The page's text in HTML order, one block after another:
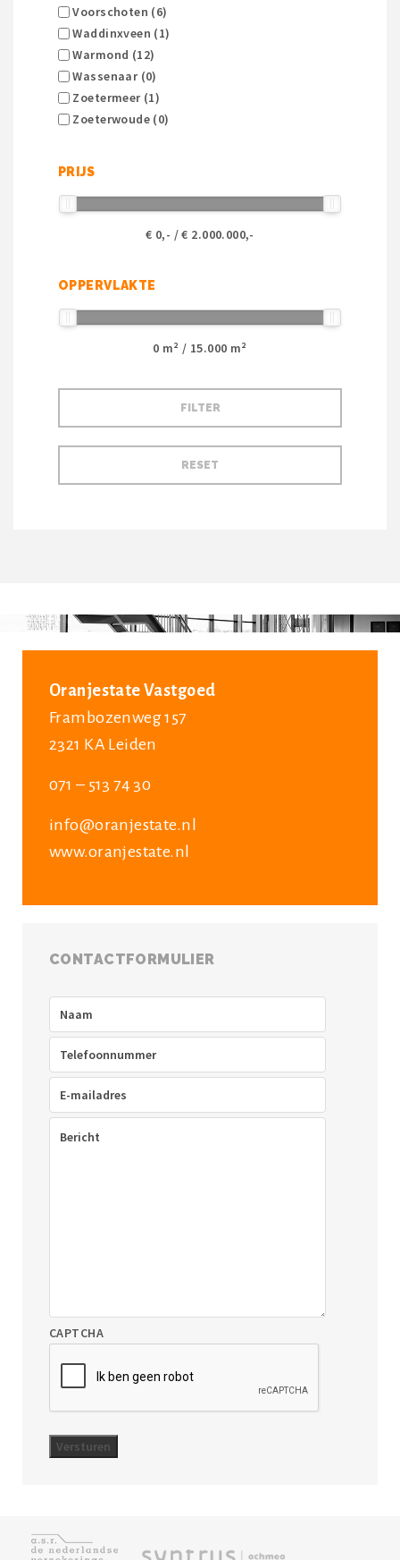
Voorschoten (6)
Waddinxveen (1)
Warmond (12)
Wassenaar (0)
Zoetermeer (1)
Zoeterwoude (0)
PRIJS
€ 0,- / € 2.000.000,-
OPPERVLAKTE
0 m² / 15.000 m²
Oranjestate Vastgoed
Frambozenweg 157
2321 KA Leiden
071 – 513 74 30
info@oranjestate.nl
www.oranjestate.nl
CONTACTFORMULIER
Telefoon
mailadres(Vereist)
CAPTCHA